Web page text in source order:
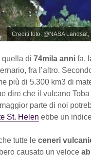
Crediti foto: @NASA
quella di 74mila anni fa,
fra l’altro.
più di 5.300 km3 di
dire che il vulcano
parte di noi
St. Helen ebbe un
tutte le ceneri
causato un veloce